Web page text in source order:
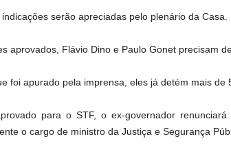
serão apreciadas pelo plenário da Casa.
aprovados, Flávio Dino e Paulo Gonet precisam
foi apurado pela imprensa, eles já detém mais de
para o STF, o ex-governador
o cargo de ministro da Justiça e Segurança